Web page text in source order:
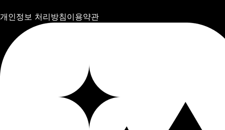
개인정보 처리방침이용약관